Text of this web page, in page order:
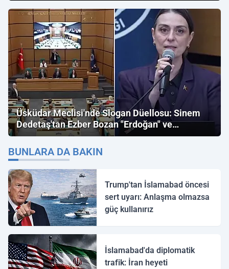
Üsküdar Meclisi'nde Slogan Düellosu: Sinem
Dedetaş'tan Ezber Bozan "Erdoğan" ve
"İmamoğlu" Çıkışı!
BUNLARA DA BAKIN
Trump'tan İslamabad öncesi
sert uyarı: Anlaşma olmazsa
güç kullanırız
İslamabad'da diplomatik
trafik: İran heyeti